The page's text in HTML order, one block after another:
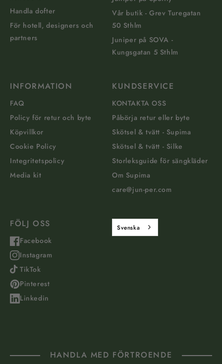
Handla dofter
För hotell, designers och
partners
Vår butik - Grev Turegatan
50 Sthlm
Juniper på SOVA -
Kungsgatan 5 Sthlm
INFORMATION
FAQ
Policy för retur och byte
Köpvillkor
Cookie Policy
Integritetspolicy
Media kit
KUNDSERVICE
KONTAKTA OSS
Påbörja retur eller byte
Skötsel & tvätt - Supima
Skötsel & tvätt - Silke
Storleksguide för sängkläder
Om Supima
care@jun-per.com
FÖLJ OSS
Facebook
Instagram
TikTok
Pinterest
Linkedin
Svenska
HANDLA MED FÖRTROENDE